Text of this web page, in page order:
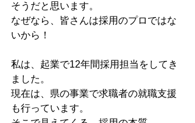
そうだと思います。
なぜなら、皆さんは採用のプロではな
いから！
私は、起業で12年間採用担当をしてき
ました。
現在は、県の事業で求職者の就職支援
も行っています。